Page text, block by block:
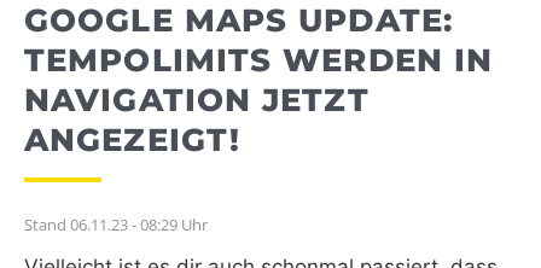
GOOGLE MAPS UPDATE:
TEMPOLIMITS WERDEN IN
NAVIGATION JETZT
ANGEZEIGT!
Stand 06.11.23 - 08:29 Uhr